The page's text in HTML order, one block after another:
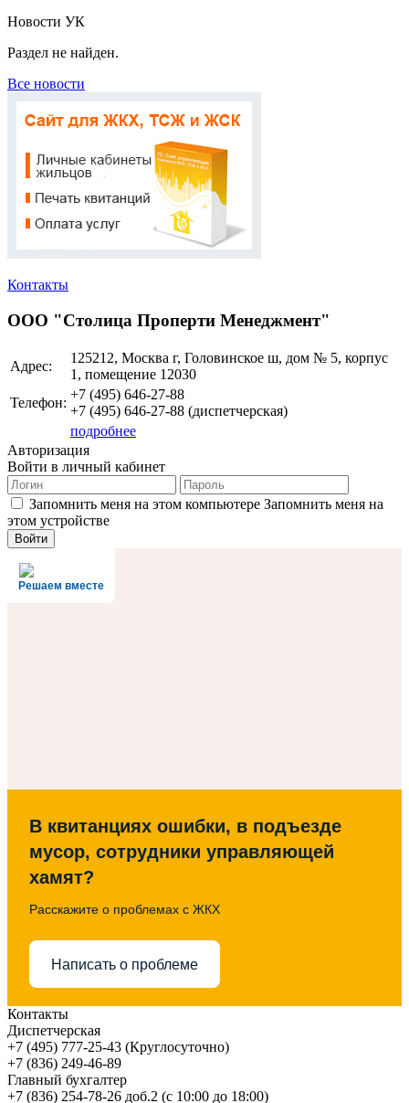
Новости УК
Раздел не найден.
Все новости
Контакты
ООО "Столица Проперти Менеджмент"
Адрес:
125212, Москва г, Головинское ш, дом № 5, корпус
1, помещение 12030
Телефон:
+7 (495) 646-27-88
+7 (495) 646-27-88 (диспетчерская)
подробнее
Авторизация
Войти в личный кабинет
Запомнить меня на этом компьютере Запомнить меня на
этом устройстве
Решаем вместе
В квитанциях ошибки, в подъезде
мусор, сотрудники управляющей
хамят?
Расскажите о проблемах с ЖКХ
Написать о проблеме
Контакты
Диспетчерская
+7 (495) 777-25-43 (Круглосуточно)
+7 (836) 249-46-89
Главный бухгалтер
+7 (836) 254-78-26 доб.2 (с 10:00 до 18:00)